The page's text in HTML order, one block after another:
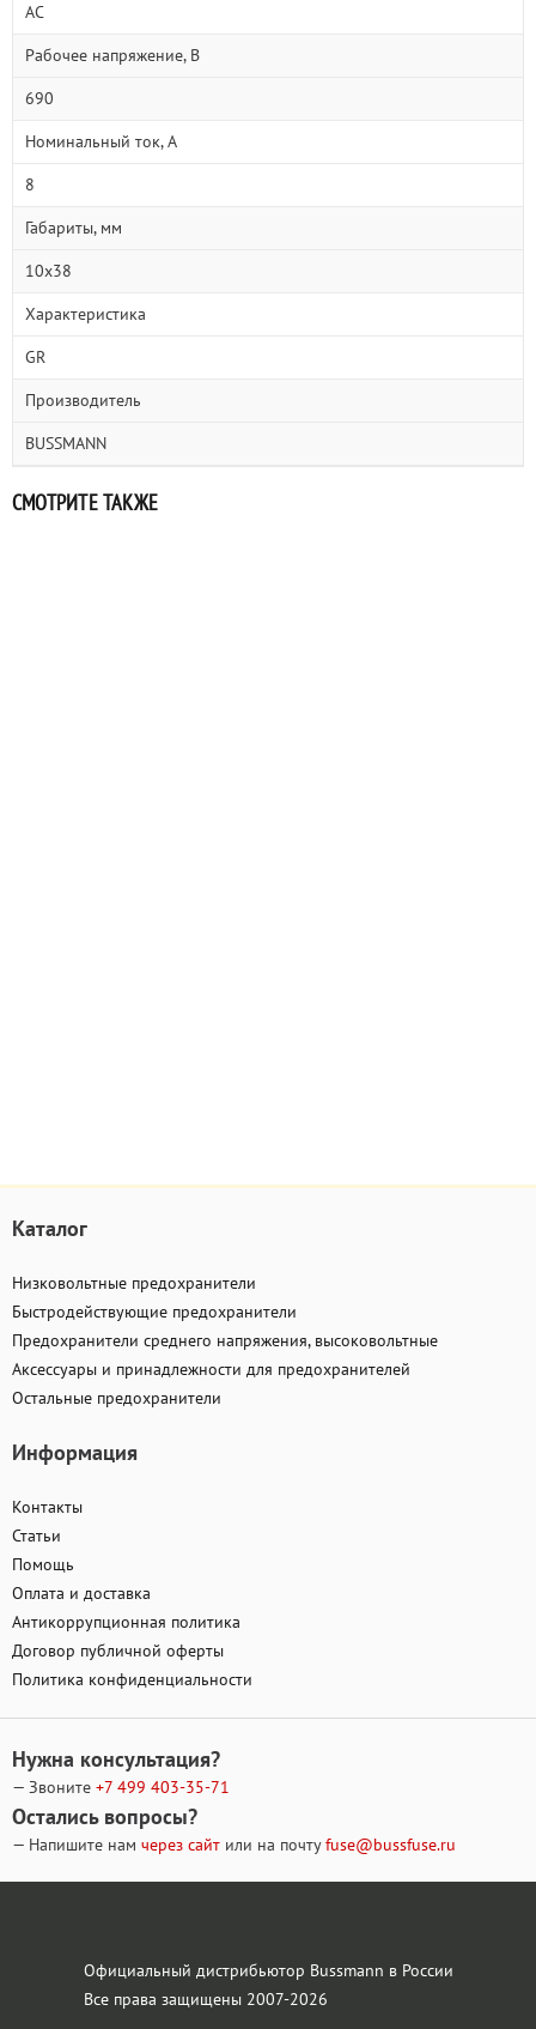
AC
Рабочее напряжение, В
690
Номинальный ток, А
8
Габариты, мм
10х38
Характеристика
GR
Производитель
BUSSMANN
СМОТРИТЕ ТАКЖЕ
Каталог
Низковольтные предохранители
Быстродействующие предохранители
Предохранители среднего напряжения, высоковольтные
Аксессуары и принадлежности для предохранителей
Остальные предохранители
Информация
Контакты
Статьи
Помощь
Оплата и доставка
Антикоррупционная политика
Договор публичной оферты
Политика конфиденциальности
Нужна консультация?
— Звоните +7 499 403-35-71
Остались вопросы?
— Напишите нам через сайт или на почтуfuse@bussfuse.ru
Официальный дистрибьютор Bussmann в России
Все права защищены 2007-2026